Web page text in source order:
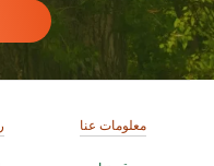
معلومات عنا